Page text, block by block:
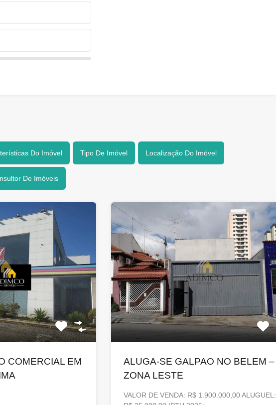
Do Imóvel Tipo De Imóvel Localização Do Imóvel
De Imóveis
COMERCIAL EM
ALUGA-SE GALPAO NO BELEM –
ZONA LESTE
VALOR DE VENDA: R$ 1.900.000,00 ALUGUEL: